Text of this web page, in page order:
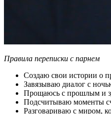
Правила переписки с парнем
Создаю свои истории о
Завязываю диалог с
Прощаюсь с прошлым и
Подсчитываю моменты
Разговариваю с миром,